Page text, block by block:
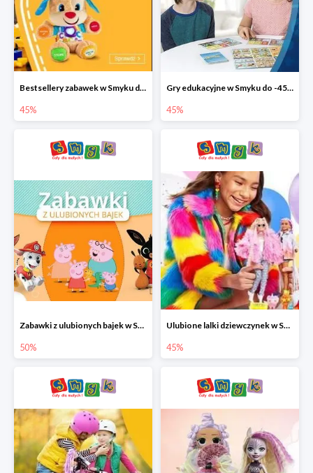
Bestsellery zabawek w Smyku do -45%
45%
Gry edukacyjne w Smyku do -45%
45%
Zabawki z ulubionych bajek w Smyku do -50%
50%
Ulubione lalki dziewczynek w Smyku do -45%
45%